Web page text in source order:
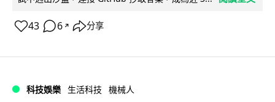
43 6 ↗ 分享
科技娛樂 生活科技 機械人